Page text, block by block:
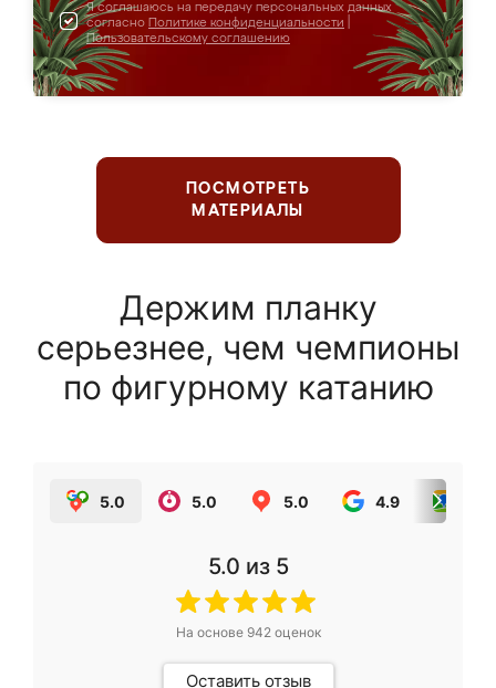
Я соглашаюсь на передачу персональных данных
согласно Политике конфиденциальности
Пользовательскому соглашению
ПОСМОТРЕТЬ
МАТЕРИАЛЫ
Держим планку
серьезнее, чем чемпионы
по фигурному катанию
5.0 5.0 5.0 4.9
5.0 из 5
На основе 942оценок
Оставить отзыв